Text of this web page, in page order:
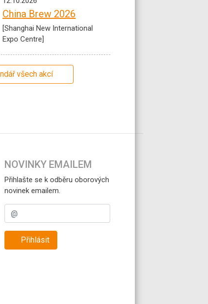
China Brew 2026
[Shanghai New International
Expo Centre]
všech akcí
NOVINKY EMAILEM
Přihlašte se k odběru oborových
novinek emailem.
Přihlásit